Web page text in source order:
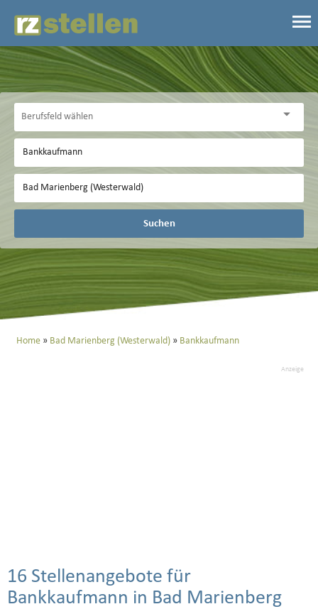
Suchen
Home Bad Marienberg (Westerwald) Bankkaufmann
Anzeige
16 Stellenangebote für
Bankkaufmann in Bad Marienberg